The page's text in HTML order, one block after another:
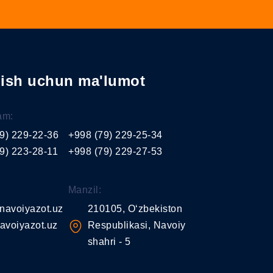
uchun ma'lumot
229-22-36
223-28-11
+998 (79) 229-25-34
+998 (79) 229-27-53
Manzil:
210105, O‘zbekiston
Respublikasi, Navoiy
shahri - 5